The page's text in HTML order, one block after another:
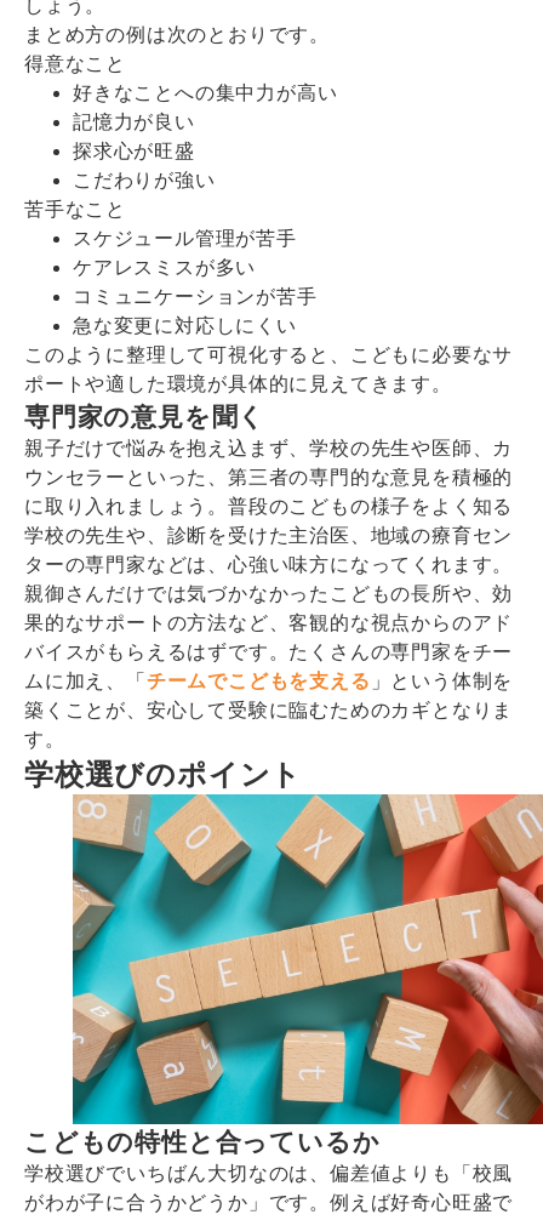
しょう。
まとめ方の例は次のとおりです。
得意なこと
好きなことへの集中力が高い
記憶力が良い
探求心が旺盛
こだわりが強い
苦手なこと
スケジュール管理が苦手
ケアレスミスが多い
コミュニケーションが苦手
急な変更に対応しにくい
このように整理して可視化すると、こどもに必要なサ
ポートや適した環境が具体的に見えてきます。
専門家の意見を聞く
親子だけで悩みを抱え込まず、学校の先生や医師、カ
ウンセラーといった、第三者の専門的な意見を積極的
に取り入れましょう。普段のこどもの様子をよく知る
学校の先生や、診断を受けた主治医、地域の療育セン
ターの専門家などは、心強い味方になってくれます。
親御さんだけでは気づかなかったこどもの長所や、効
果的なサポートの方法など、客観的な視点からのアド
バイスがもらえるはずです。たくさんの専門家をチー
ムに加え、「 チームでこどもを支える 」という体制を
築くことが、安心して受験に臨むためのカギとなりま
す。
学校選びのポイント
こどもの特性と合っているか
学校選びでいちばん大切なのは、偏差値よりも「校風
がわが子に合うかどうか」です。例えば好奇心旺盛で